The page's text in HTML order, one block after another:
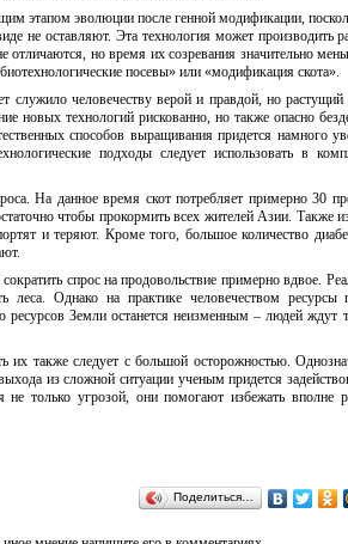
этапом эволюции после генной модификации,
не оставляют. Эта технология может производить
но время их созревания значительно
посевы» или «модификация скота».
служило человечеству верой и правдой, но растущий
новых технологий рискованно, но также опасно
способов выращивания придется намного
подходы следует использовать в
На данное время скот потребляет примерно 30
чтобы прокормить всех жителей Азии. Также
и теряют. Кроме того, большое количество
спрос на продовольствие примерно вдвое.
леса. Однако на практике человечеством ресурсы
ресурсов Земли останется неизменным – людей ждут
их также следует с большой осторожностью.
из сложной ситуации ученым придется
только угрозой, они помогают избежать вполне
Поделиться…